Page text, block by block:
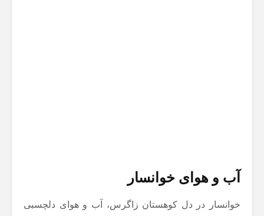
آب و هوای خوانسار
خوانسار در دل کوهستان زاگرس، آب و هوای دلچسبی